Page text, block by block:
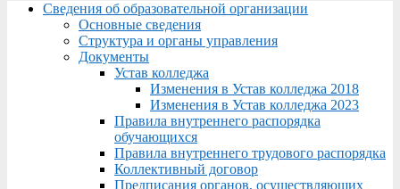
Menu
Сведения об образовательной организации
Основные сведения
Структура и органы управления
Документы
Устав колледжа
Изменения в Устав колледжа 2018
Изменения в Устав колледжа 2023
Правила внутреннего распорядка
обучающихся
Правила внутреннего трудового распорядка
Коллективный договор
Предписания органов, осуществляющих